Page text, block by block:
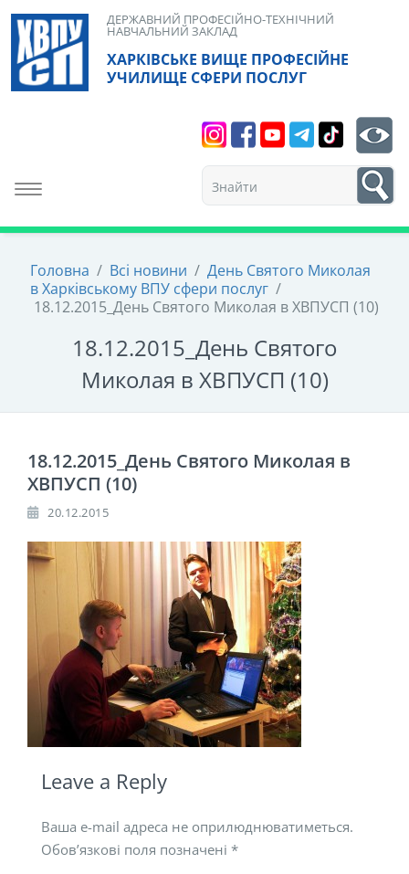
Skip
content
ХАРКІВСЬКЕ ВИЩЕ ПРОФЕСІЙНЕ
УЧИЛИЩЕ СФЕРИ ПОСЛУГ
ДЕРЖАВНИЙ ПРОФЕСІЙНО-ТЕХНІЧНИЙ
НАВЧАЛЬНИЙ ЗАКЛАД
Toggle navigation
1
Головна / Всі новини / День Святого Миколая
в Харківському ВПУ сфери послуг /
18.12.2015_День Святого Миколая в ХВПУСП (10)
18.12.2015_День Святого
Миколая в ХВПУСП (10)
18.12.2015_День Святого Миколая в
ХВПУСП (10)
20.12.2015
Leave a Reply
Ваша e-mail адреса не оприлюднюватиметься.
Обов’язкові поля позначені *